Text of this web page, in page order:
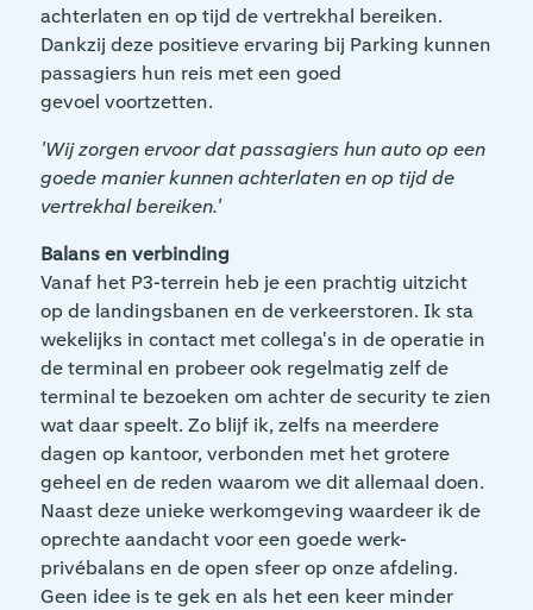
achterlaten en op tijd de vertrekhal bereiken.
Dankzij deze positieve ervaring bij Parking kunnen
passagiers hun reis met een goed
gevoel voortzetten.
'Wij zorgen ervoor dat passagiers hun auto op een
goede manier kunnen achterlaten en op tijd de
vertrekhal bereiken.'
Balans en verbinding
Vanaf het P3-terrein heb je een prachtig uitzicht
op de landingsbanen en de verkeerstoren. Ik sta
wekelijks in contact met collega's in de operatie in
de terminal en probeer ook regelmatig zelf de
terminal te bezoeken om achter de security te zien
wat daar speelt. Zo blijf ik, zelfs na meerdere
dagen op kantoor, verbonden met het grotere
geheel en de reden waarom we dit allemaal doen.
Naast deze unieke werkomgeving waardeer ik de
oprechte aandacht voor een goede werk-
privébalans en de open sfeer op onze afdeling.
Geen idee is te gek en als het een keer minder